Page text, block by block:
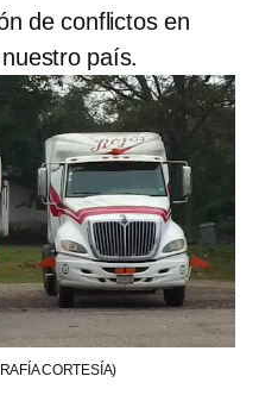
de conflictos en
país.
CORTESÍA)